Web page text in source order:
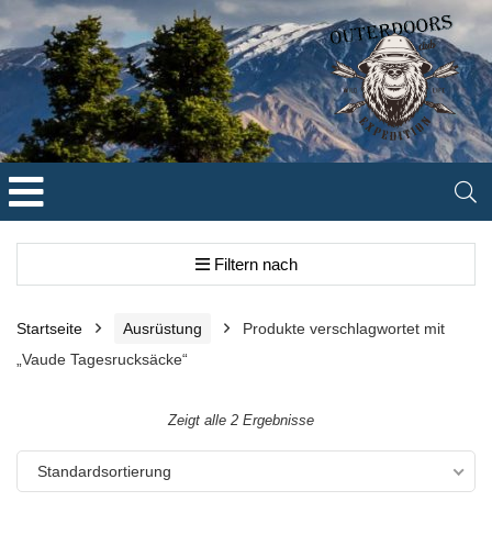
Filtern nach
Startseite Ausrüstung
Produkte verschlagwortet mit
„Vaude Tagesrucksäcke“
Zeigt alle 2 Ergebnisse
Standardsortierung